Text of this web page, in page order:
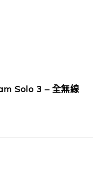
Solo 3 – 全無線